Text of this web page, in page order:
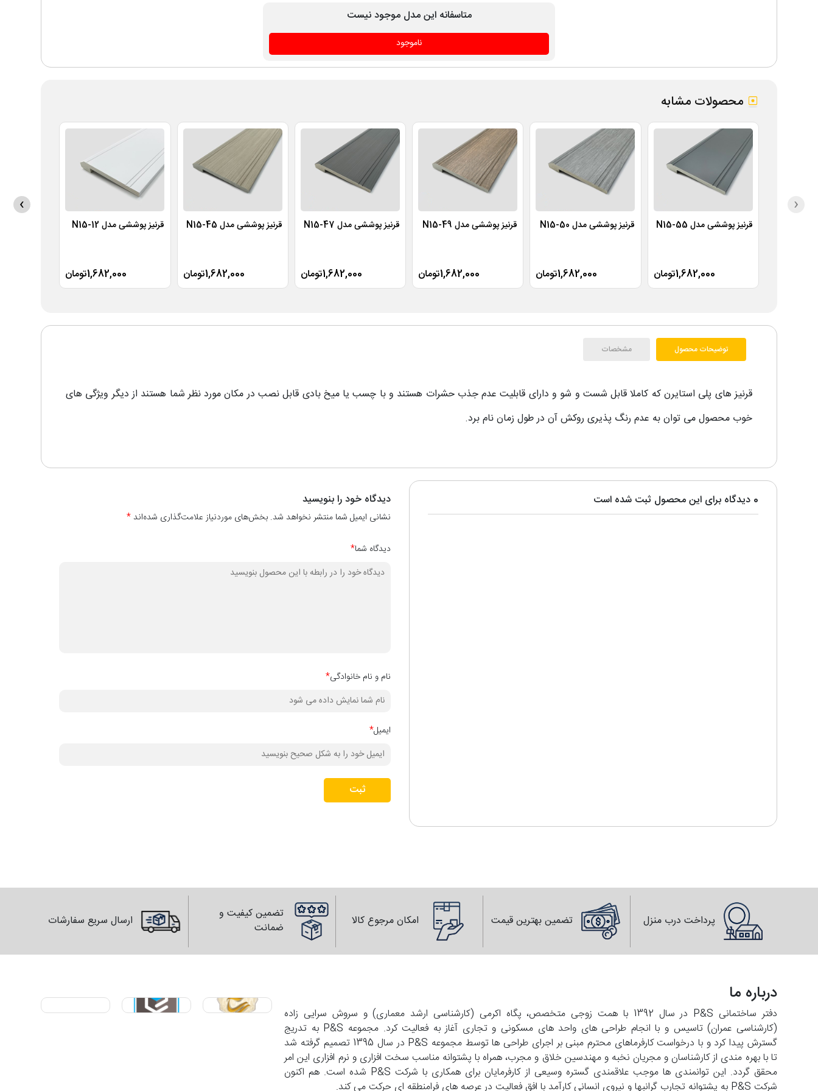
متاسفانه این مدل موجود نیست
ناموجود
محصولات مشابه
قرنیز پوششی مدل N15-55
1,682,000تومان
قرنیز پوششی مدل N15-50
1,682,000تومان
قرنیز پوششی مدل N15-49
1,682,000تومان
قرنیز پوششی مدل N15-47
1,682,000تومان
قرنیز پوششی مدل N15-45
1,682,000تومان
قرنیز پوششی مدل N15-12
1,682,000تومان
‹
›
توضیحات محصول مشخصات
قرنیز های پلی استایرن که کاملا قابل شست و شو و دارای قابلیت عدم جذب حشرات هستند و با چسب یا میخ بادی قابل نصب در مکان مورد نظر شما هستند از دیگر ویژگی های
خوب محصول می توان به عدم رنگ پذیری روکش آن در طول زمان نام برد.
0 دیدگاه برای این محصول ثبت شده است دیدگاه خود را بنویسید
نشانی ایمیل شما منتشر نخواهد شد. بخش‌های موردنیاز علامت‌گذاری شده‌اند*
دیدگاه شما*
نام و نام خانوادگی*
ایمیل*
ثبت
پرداخت درب منزل تضمین بهترین قیمت امکان مرجوع کالا
تضمین کیفیت و
ضمانت
ارسال سریع سفارشات
درباره ما
دفتر ساختمانی P&S در سال 1392 با همت زوجی متخصص، پگاه اکرمی (کارشناسی ارشد معماری) و سروش سرایی زاده
(کارشناسی عمران) تاسیس و با انجام طراحی های واحد های مسکونی و تجاری آغاز به فعالیت کرد. مجموعه P&S به تدریج
گسترش پیدا کرد و با درخواست کارفرماهای محترم مبنی بر اجرای طراحی ها توسط مجموعه P&S در سال 1395 تصمیم گرفته شد
تا با بهره مندی از کارشناسان و مجریان نخبه و مهندسین خلاق و مجرب، همراه با پشتوانه مناسب سخت افزاری و نرم افزاری این امر
محقق گردد. این توانمندی ها موجب علاقمندی گستره وسیعی از کارفرمایان برای همکاری با شرکت P&S شده است. هم اکنون
شرکت P&S به پشتوانه تجارب گرانبها و نیروی انسانی کارآمد با افق فعالیت در عرصه های فرامنطقه ای حرکت می کند.